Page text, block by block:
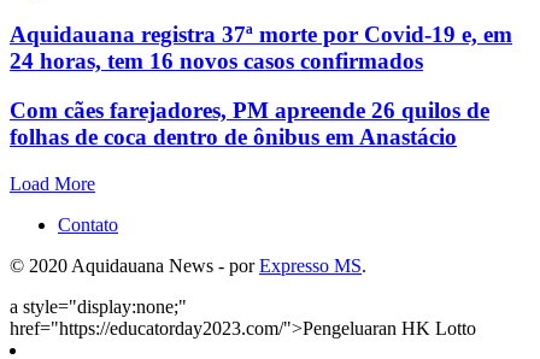
Aquidauana registra 37ª morte por Covid-19 e, em
24 horas, tem 16 novos casos confirmados
Com cães farejadores, PM apreende 26 quilos de
folhas de coca dentro de ônibus em Anastácio
Load More
Contato
© 2020 Aquidauana News - porExpresso MS.
a style="display:none;"
href="https://educatorday2023.com/">Pengeluaran HK Lotto